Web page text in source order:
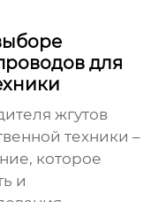
для
жгутов
техники –
которое
и